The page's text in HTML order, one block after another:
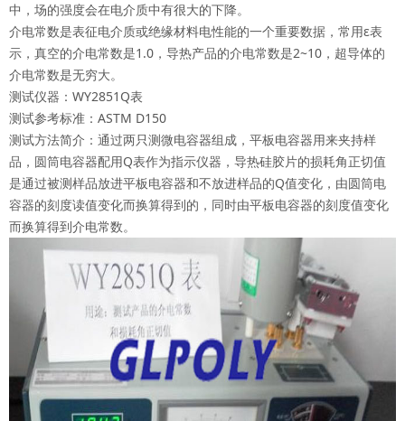
中，场的强度会在电介质中有很大的下降。
介电常数是表征电介质或绝缘材料电性能的一个重要数据，常用ε表
示，真空的介电常数是1.0，导热产品的介电常数是2~10，超导体的
介电常数是无穷大。
测试仪器：WY2851Q表
测试参考标准：ASTM D150
测试方法简介：通过两只测微电容器组成，平板电容器用来夹持样
品，圆筒电容器配用Q表作为指示仪器，导热硅胶片的损耗角正切值
是通过被测样品放进平板电容器和不放进样品的Q值变化，由圆筒电
容器的刻度读值变化而换算得到的，同时由平板电容器的刻度值变化
而换算得到介电常数。